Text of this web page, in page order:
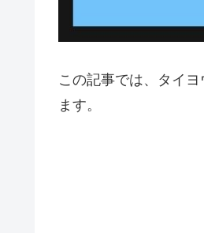
この記事では、タイ
ます。